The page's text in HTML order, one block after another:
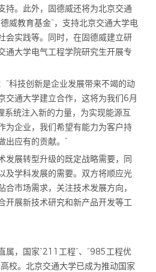
持。此外，固德威还将为北京交通
威教育基金”，支持北京交通大学电
会实践等。同时，在固德威建立研
通大学电气工程学院研究生开展专
“科技创新是企业发展带来不竭的动
交通大学建立合作，这将为我们6月
系统注入新的力量，为实现能源互
为企业，我们希望有能力为客户持
出应有的贡献。”
发展转型升级的既定战略需要，同
及学科发展的需要。双方将顺应光
市场需求，关注技术发展方向，
开展新技术研究和新产品开发等工
属，国家“211工程”、“985工程优
校。北京交通大学已成为推动国家